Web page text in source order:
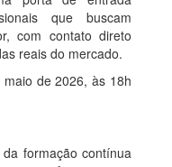
que buscam
com contato direto
reais do mercado.
de 2026, às 18h
formação contínua